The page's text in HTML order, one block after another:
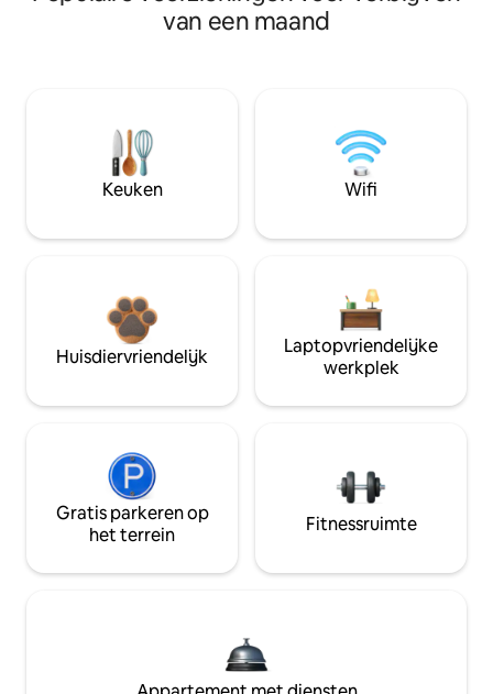
van een maand
Keuken Wifi
Huisdiervriendelijk
Laptopvriendelijke
werkplek
Gratis parkeren op
het terrein
Fitnessruimte